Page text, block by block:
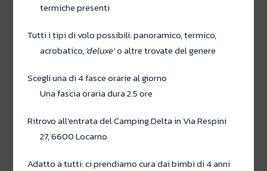
termiche presenti
Tutti i tipi di volo possibili: panoramico, termico,
acrobatico,'deluxe'o altre trovate del genere
Scegli una di 4 fasce orarie al giorno
Una fascia oraria dura 2.5 ore
Ritrovo all'entrata del Camping Delta in Via Respini
27, 6600 Locarno
Adatto a tutti: ci prendiamo cura dai bimbi di 4 anni